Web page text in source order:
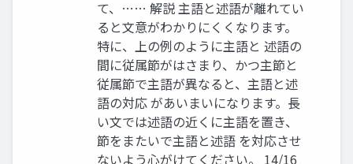
て、…… 解説 主語と述語が離れてい
ると文意がわかりにくくなります。
特に、上の例のように主語と 述語の
間に従属節がはさまり、かつ主節と
従属節で主語が異なると、主語と述
語の対応 があいまいになります。長
い文では述語の近くに主語を置き、
節をまたいで主語と述語 を対応させ
ないよう心がけてください。 14/16